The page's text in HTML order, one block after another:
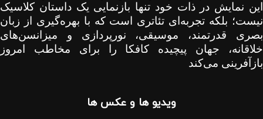
این نمایش در ذات خود تنها بازنمایی یک داستان کلاسیک
نیست؛ بلکه تجربه‌ای تئاتری است که با بهره‌گیری از زبان
بصری قدرتمند، موسیقی، نورپردازی و میزانسن‌های
خلاقانه، جهان پیچیده کافکا را برای مخاطب امروز
بازآفرینی می‌کند
ویدیو ها و عکس ها